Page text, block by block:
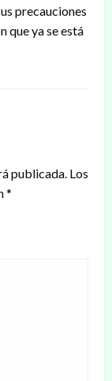
precauciones
que ya se está
publicada. Los
*